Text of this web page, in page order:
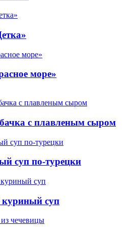
море»
с плавленым сыром
суп по-турецки
суп